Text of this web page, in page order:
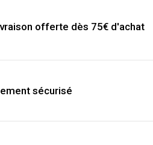
offerte dès 75€ d'achat
sécurisé